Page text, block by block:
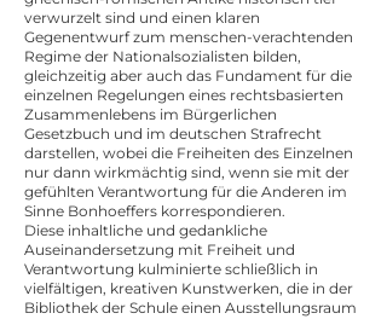
verwurzelt sind und einen klaren
Gegenentwurf zum menschen-verachtenden
Regime der Nationalsozialisten bilden,
gleichzeitig aber auch das Fundament für die
einzelnen Regelungen eines rechtsbasierten
Zusammenlebens im Bürgerlichen
Gesetzbuch und im deutschen Strafrecht
darstellen, wobei die Freiheiten des Einzelnen
nur dann wirkmächtig sind, wenn sie mit der
gefühlten Verantwortung für die Anderen im
Sinne Bonhoeffers korrespondieren.
Diese inhaltliche und gedankliche
Auseinandersetzung mit Freiheit und
Verantwortung kulminierte schließlich in
vielfältigen, kreativen Kunstwerken, die in der
Bibliothek der Schule einen Ausstellungsraum